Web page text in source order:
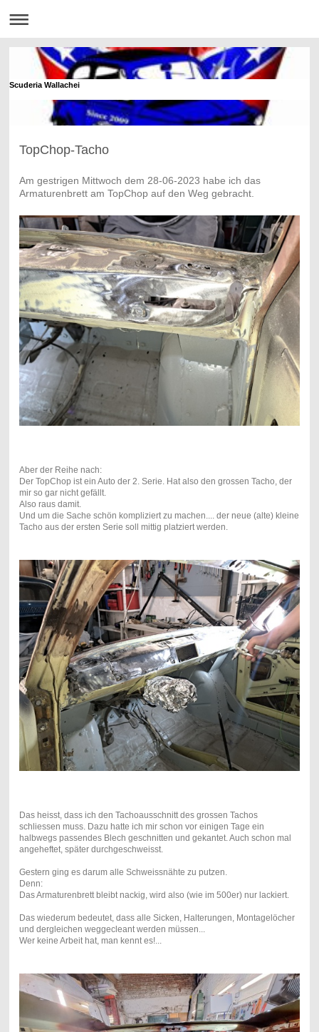
Scuderia Wallachei
TopChop-Tacho
Am gestrigen Mittwoch dem 28-06-2023 habe ich das
Armaturenbrett am TopChop auf den Weg gebracht.
Aber der Reihe nach:
Der TopChop ist ein Auto der 2. Serie. Hat also den grossen Tacho, der
mir so gar nicht gefällt.
Also raus damit.
Und um die Sache schön kompliziert zu machen.... der neue (alte) kleine
Tacho aus der ersten Serie soll mittig platziert werden.
Das heisst, dass ich den Tachoausschnitt des grossen Tachos
schliessen muss. Dazu hatte ich mir schon vor einigen Tage ein
halbwegs passendes Blech geschnitten und gekantet. Auch schon mal
angeheftet, später durchgeschweisst.
Gestern ging es darum alle Schweissnähte zu putzen.
Denn:
Das Armaturenbrett bleibt nackig, wird also (wie im 500er) nur lackiert.
Das wiederum bedeutet, dass alle Sicken, Halterungen, Montagelöcher
und dergleichen weggecleant werden müssen...
Wer keine Arbeit hat, man kennt es!...